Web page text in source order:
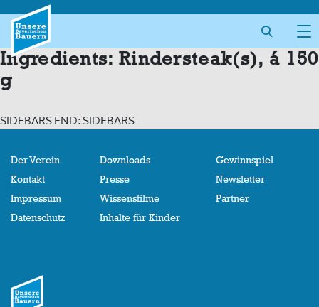
content
Ingredients: Rindersteak(s), á 150
g
SIDEBARS END: SIDEBARS
Der Verein
Kontakt
Impressum
Datenschutz
Downloads
Presse
Wissensfilme
Inhalte für Kinder
Gewinnspiel
Newsletter
Partner